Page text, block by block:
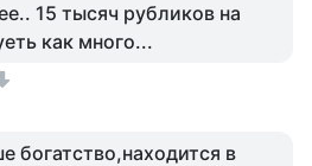
15 тысяч рубликов на
как много...
богатство,находится в